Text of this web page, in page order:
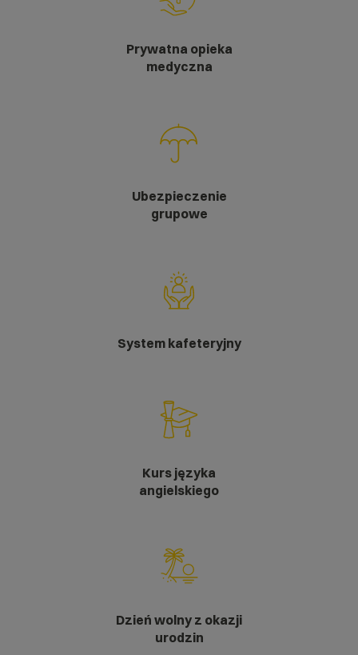
Prywatna opieka
medyczna
Ubezpieczenie
grupowe
System kafeteryjny
Kurs języka
angielskiego
Dzień wolny z okazji
urodzin